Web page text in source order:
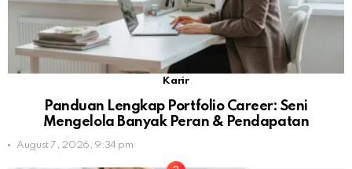
Karir
Panduan Lengkap Portfolio Career: Seni
Mengelola Banyak Peran & Pendapatan
August 7, 2026, 9:34 pm